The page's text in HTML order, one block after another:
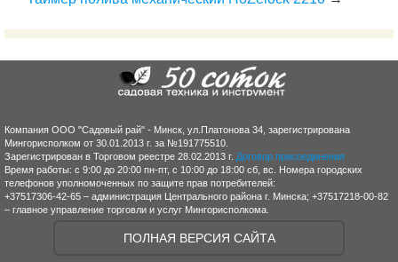
Компания ООО "Садовый рай" - Минск, ул.Платонова 34, зарегистрирована
Мингорисполком от 30.01.2013 г. за №191775510.
Зарегистрирован в Торговом реестре 28.02.2013 г. Договор присоединения
Время работы: с 9:00 до 20:00 пн-пт, с 10:00 до 18:00 сб, вс. Номера городских
телефонов уполномоченных по защите прав потребителей:
+37517306-42-65 – администрация Центрального района г. Минска; +37517218-00-82
– главное управление торговли и услуг Мингорисполкома.
ПОЛНАЯ ВЕРСИЯ САЙТА